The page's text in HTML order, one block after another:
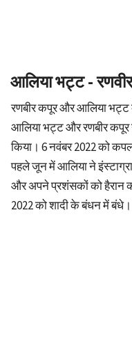
आलिया भट्ट -
रणबीर कपूर और आलिया
आलिया भट्ट और रणबीर
किया। 6 नवंबर 2022 को
पहले जून में आलिया ने
और अपने प्रशंसकों को हैरान
2022 को शादी के बंधन में बंधे।